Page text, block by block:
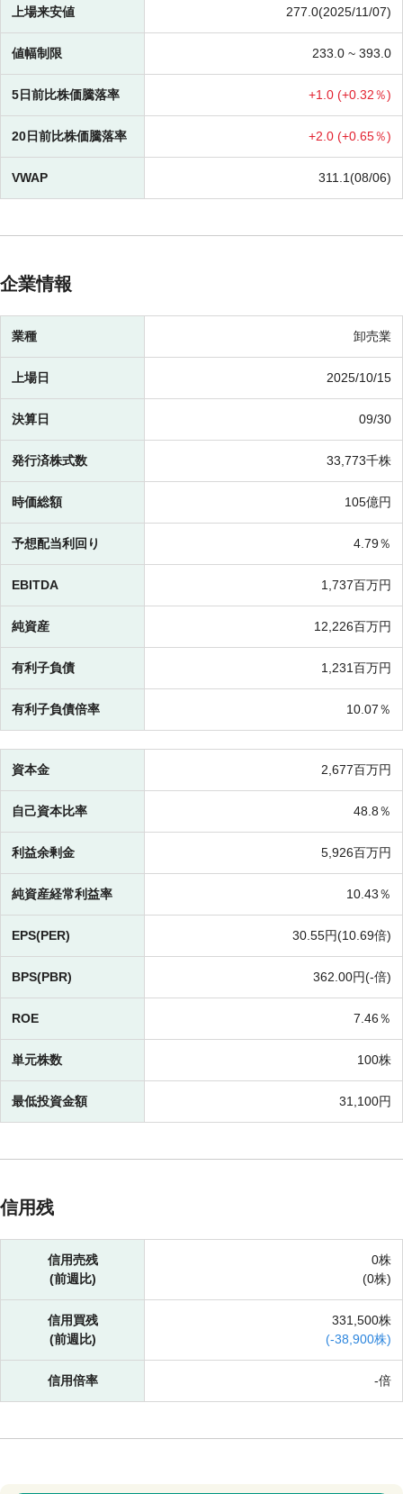
上場来安値 277.0(2025/11/07)
値幅制限 233.0 ~ 393.0
5日前比株価騰落率 +1.0 (+0.32％)
20日前比株価騰落率 +2.0 (+0.65％)
VWAP 311.1(08/06)
企業情報
業種 卸売業
上場日 2025/10/15
決算日 09/30
発行済株式数 33,773千株
時価総額 105億円
予想配当利回り 4.79％
EBITDA 1,737百万円
純資産 12,226百万円
有利子負債 1,231百万円
有利子負債倍率 10.07％
資本金 2,677百万円
自己資本比率 48.8％
利益余剰金 5,926百万円
純資産経常利益率 10.43％
EPS(PER) 30.55円(10.69倍)
BPS(PBR) 362.00円(-倍)
ROE 7.46％
単元株数 100株
最低投資金額 31,100円
信用残
信用売残
(前週比)
0株
(0株)
信用買残
(前週比)
331,500株
(-38,900株)
信用倍率 -倍